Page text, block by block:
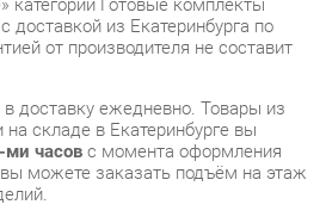
ежедневно. Товары из
складе в Екатеринбурге вы
часовс момента оформления
можете заказать подъём на этаж
и для товаров, находящихся
рассчитывается индивидуально.
стоимость доставки вы можете
.